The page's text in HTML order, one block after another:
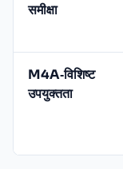
समीक्षा
M4A‑विशिष्ट
उपयुक्तता